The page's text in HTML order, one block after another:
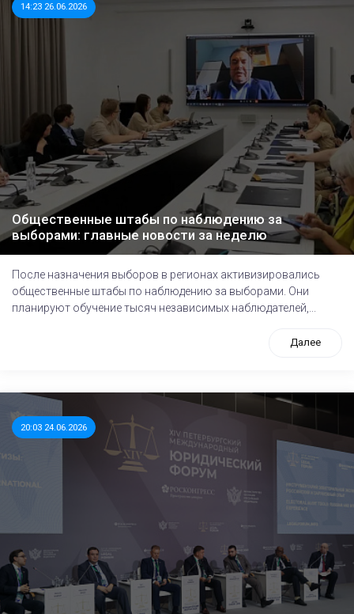
14:23 26.06.2026
Общественные штабы по наблюдению за
выборами: главные новости за неделю
После назначения выборов в регионах активизировались
общественные штабы по наблюдению за выборами. Они
планируют обучение тысяч независимых наблюдателей,...
Далее
20:03 24.06.2026